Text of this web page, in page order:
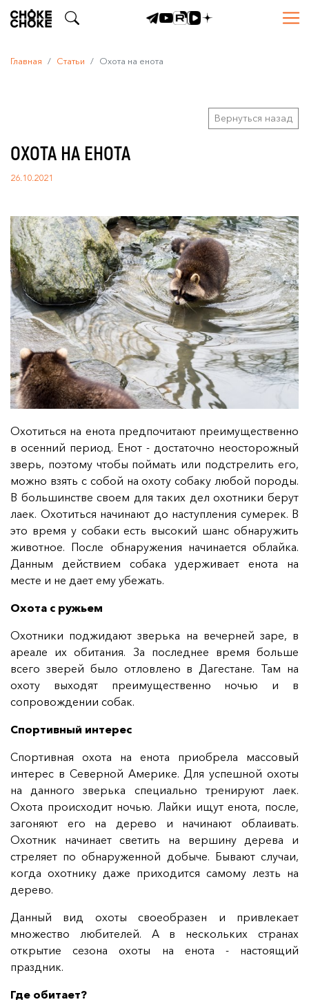
Главная Статьи Охота на енота
Вернуться назад
ОХОТА НА ЕНОТА
26.10.2021
Охотиться на енота предпочитают преимущественно
в осенний период. Енот - достаточно неосторожный
зверь, поэтому чтобы поймать или подстрелить его,
можно взять с собой на охоту собаку любой породы.
В большинстве своем для таких дел охотники берут
лаек. Охотиться начинают до наступления сумерек. В
это время у собаки есть высокий шанс обнаружить
животное. После обнаружения начинается облайка.
Данным действием собака удерживает енота на
месте и не дает ему убежать.
Охота с ружьем
Охотники поджидают зверька на вечерней заре, в
ареале их обитания. За последнее время больше
всего зверей было отловлено в Дагестане. Там на
охоту выходят преимущественно ночью и в
сопровождении собак.
Спортивный интерес
Спортивная охота на енота приобрела массовый
интерес в Северной Америке. Для успешной охоты
на данного зверька специально тренируют лаек.
Охота происходит ночью. Лайки ищут енота, после,
загоняют его на дерево и начинают облаивать.
Охотник начинает светить на вершину дерева и
стреляет по обнаруженной добыче. Бывают случаи,
когда охотнику даже приходится самому лезть на
дерево.
Данный вид охоты своеобразен и привлекает
множество любителей. А в нескольких странах
открытие сезона охоты на енота - настоящий
праздник.
Где обитает?